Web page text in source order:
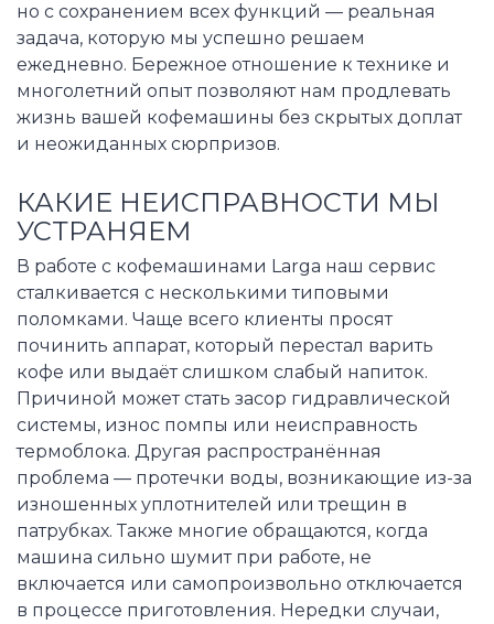
но с сохранением всех функций — реальная
задача, которую мы успешно решаем
ежедневно. Бережное отношение к технике и
многолетний опыт позволяют нам продлевать
жизнь вашей кофемашины без скрытых доплат
и неожиданных сюрпризов.
КАКИЕ НЕИСПРАВНОСТИ МЫ
УСТРАНЯЕМ
В работе с кофемашинами Larga наш сервис
сталкивается с несколькими типовыми
поломками. Чаще всего клиенты просят
починить аппарат, который перестал варить
кофе или выдаёт слишком слабый напиток.
Причиной может стать засор гидравлической
системы, износ помпы или неисправность
термоблока. Другая распространённая
проблема — протечки воды, возникающие из-за
изношенных уплотнителей или трещин в
патрубках. Также многие обращаются, когда
машина сильно шумит при работе, не
включается или самопроизвольно отключается
в процессе приготовления. Нередки случаи,